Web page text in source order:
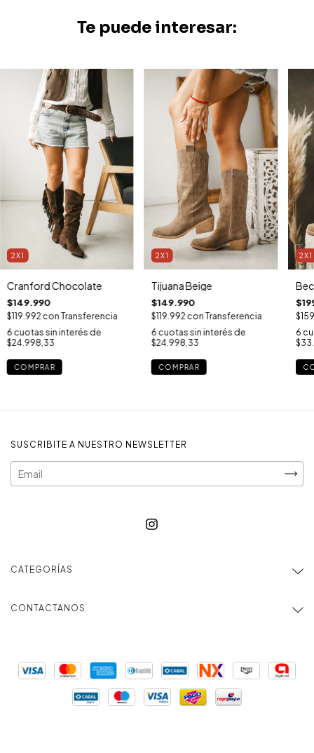
Te puede interesar:
2X1
Cranford Chocolate
$149.990
$119.992conTransferencia
6 cuotas sin interés de
$24.998,33
COMPRAR
2X1
Tijuana Beige
$149.990
$119.992conTransferencia
6 cuotas sin interés de
$24.998,33
COMPRAR
2X1
6
SUSCRIBITE A NUESTRO NEWSLETTER
CATEGORÍAS
CONTACTANOS